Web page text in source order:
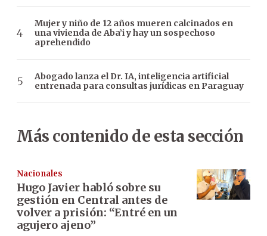
Mujer y niño de 12 años mueren calcinados en
una vivienda de Aba’i y hay un sospechoso
aprehendido
Abogado lanza el Dr. IA, inteligencia artificial
entrenada para consultas jurídicas en Paraguay
Más contenido de esta sección
Nacionales
Hugo Javier habló sobre su
gestión en Central antes de
volver a prisión: “Entré en un
agujero ajeno”